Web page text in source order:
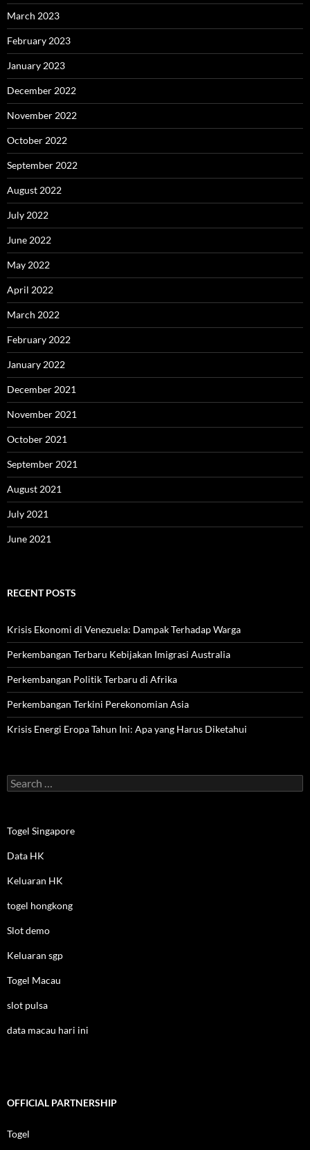
March 2023
February 2023
January 2023
December 2022
November 2022
October 2022
September 2022
August 2022
July 2022
June 2022
May 2022
April 2022
March 2022
February 2022
January 2022
December 2021
November 2021
October 2021
September 2021
August 2021
July 2021
June 2021
RECENT POSTS
Krisis Ekonomi di Venezuela: Dampak Terhadap Warga
Perkembangan Terbaru Kebijakan Imigrasi Australia
Perkembangan Politik Terbaru di Afrika
Perkembangan Terkini Perekonomian Asia
Krisis Energi Eropa Tahun Ini: Apa yang Harus Diketahui
Search
for:
Togel Singapore
Data HK
Keluaran HK
togel hongkong
Slot demo
Keluaran sgp
Togel Macau
slot pulsa
data macau hari ini
OFFICIAL PARTNERSHIP
Togel